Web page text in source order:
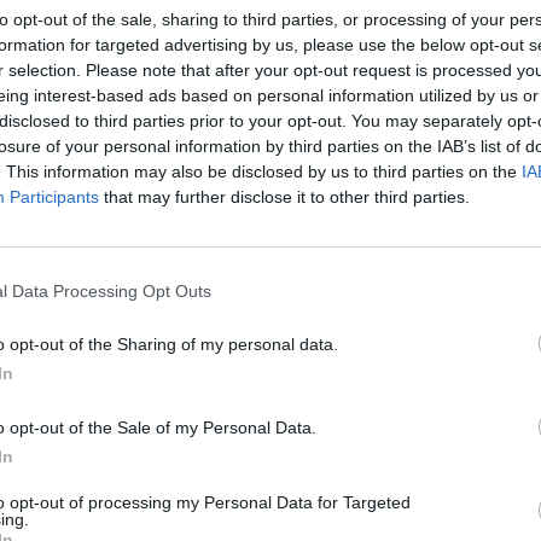
opt-out of the sale, sharing to third parties, or processing of your
for targeted advertising by us, please use the below opt-out
selection. Please note that after your opt-out request is processed
interest-based ads based on personal information utilized by us
to third parties prior to your opt-out. You may separately
of your personal information by third parties on the IAB’s list of
This information may also be disclosed by us to third parties on the
Participants that may further disclose it to other third parties.
Data Processing Opt Outs
opt-out of the Sharing of my personal data.
opt-out of the Sale of my Personal Data.
opt-out of processing my Personal Data for Targeted
ζή...
ύφεση η μεταποίηση, για τέταρτο μήνα
επίσημα στοιχεία να δείχνουν μεγαλύτερη επιβράδυνση απ’ ό,τι
έκπληξη στη μεταποίηση - Ισχυρό πλήγμα
δείχνει ο Caixin PMI Μαϊου
κατέγραψε ο μεταποιητικός τομέας της Κίνας τον Μάιο, σύμφωνα